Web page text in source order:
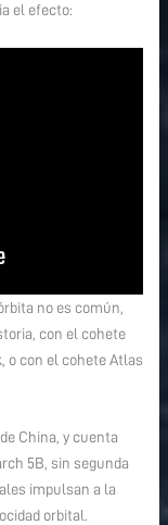
el efecto:
no es común,
con el cohete
o con el cohete Atlas
China, y cuenta
5B, sin segunda
impulsan a la
orbital.